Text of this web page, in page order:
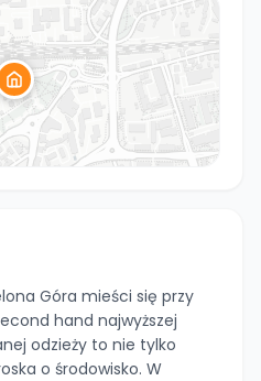
Góra mieści się przy
hand najwyższej
odzieży to nie tylko
o środowisko. W